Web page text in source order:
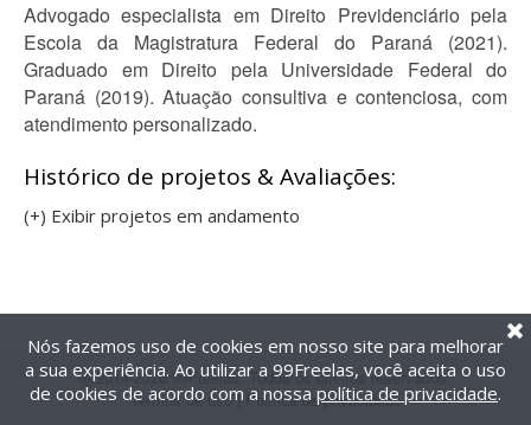
Advogado especialista em Direito Previdenciário pela
Escola da Magistratura Federal do Paraná (2021).
Graduado em Direito pela Universidade Federal do
Paraná (2019). Atuação consultiva e contenciosa, com
atendimento personalizado.
Histórico de projetos & Avaliações:
(+) Exibir projetos em andamento
@2014-2026 99Freelas. Todos os direitos reservados.
Termos de uso| Política de privacidade
Nós fazemos uso de cookies em nosso site para melhorar
a sua experiência. Ao utilizar a 99Freelas, você aceita o uso
de cookies de acordo com a nossa política de privacidade.